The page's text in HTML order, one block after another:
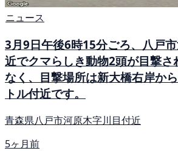
ニュース
3月9日午後6時15分ごろ、八戸
近でクマらしき動物2頭が目撃さ
なく、目撃場所は新大橋右岸か
トル付近です。
青森県八戸市河原木字川目付近
5ヶ月前